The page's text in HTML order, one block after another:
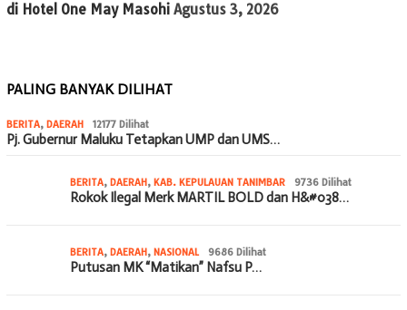
di Hotel One May Masohi Agustus 3, 2026
PALING BANYAK DILIHAT
BERITA, DAERAH 12177 Dilihat
Pj. Gubernur Maluku Tetapkan UMP dan UMS…
BERITA, DAERAH, KAB. KEPULAUAN TANIMBAR 9736 Dilihat
Rokok Ilegal Merk MARTIL BOLD dan H&#038…
BERITA, DAERAH, NASIONAL 9686 Dilihat
Putusan MK “Matikan” Nafsu P…